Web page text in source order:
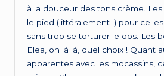
à la douceur des tons crème.
le pied (littéralement !) pour
sans trop se torturer le dos. Les
Elea, oh là là, quel choix ! Quant
apparentes avec les mocassins,